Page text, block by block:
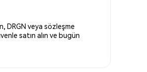
DRGN veya sözleşme
satın alın ve bugün